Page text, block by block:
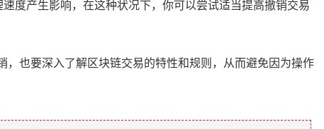
度产生影响，在这种状况下，你可以尝试适当提高撤销交易
也要深入了解区块链交易的特性和规则，从而避免因为操作